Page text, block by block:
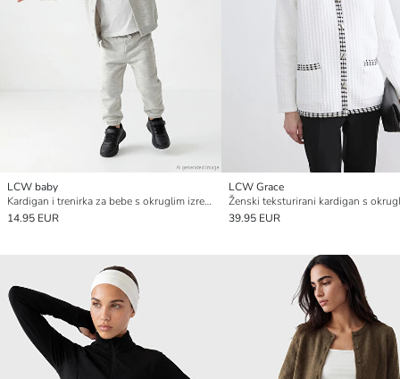
LCW baby
Kardigan i trenirka za bebe s okruglim izrezom
14.95 EUR
LCW Grace
39.95 EUR